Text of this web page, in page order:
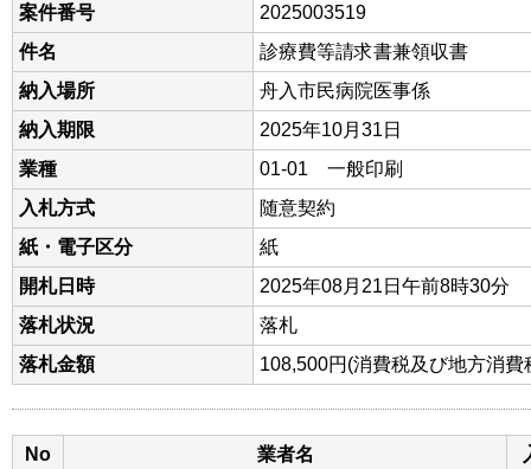
案件番号
2025003519
件名
診療費等請求書兼領収書
納入場所
舟入市民病院医事係
納入期限
2025年10月31日
業種
01-01 一般印刷
入札方式
随意契約
紙・電子区分
紙
開札日時
2025年08月21日午前8時30分
落札状況
落札
落札金額
108,500円(消費税及び地方消費
No 業者名